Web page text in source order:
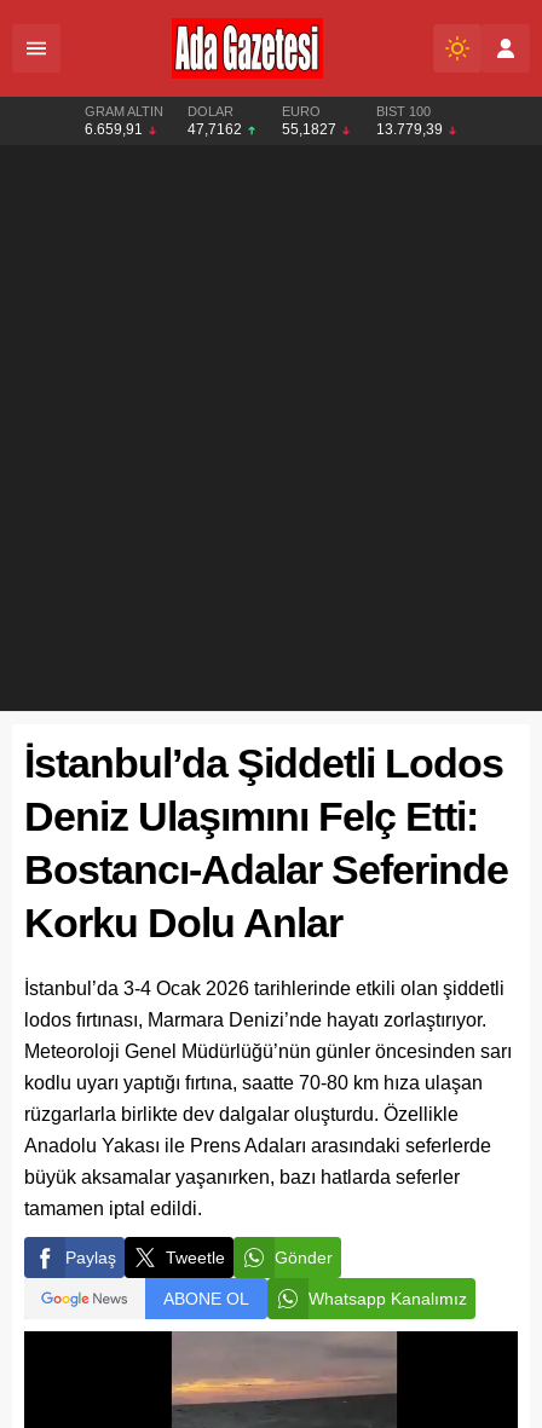
GRAM ALTIN
6.659,91
DOLAR
47,7162
EURO
55,1827
BIST 100
13.779,39
İstanbul’da Şiddetli Lodos
Deniz Ulaşımını Felç Etti:
Bostancı-Adalar Seferinde
Korku Dolu Anlar
İstanbul’da 3-4 Ocak 2026 tarihlerinde etkili olan şiddetli
lodos fırtınası, Marmara Denizi’nde hayatı zorlaştırıyor.
Meteoroloji Genel Müdürlüğü’nün günler öncesinden sarı
kodlu uyarı yaptığı fırtına, saatte 70-80 km hıza ulaşan
rüzgarlarla birlikte dev dalgalar oluşturdu. Özellikle
Anadolu Yakası ile Prens Adaları arasındaki seferlerde
büyük aksamalar yaşanırken, bazı hatlarda seferler
tamamen iptal edildi.
Paylaş Tweetle Gönder
ABONE OL Whatsapp Kanalımız